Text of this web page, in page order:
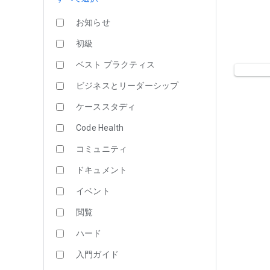
お知らせ
初級
ベスト プラクティス
ビジネスとリーダーシップ
ケーススタディ
Code Health
コミュニティ
ドキュメント
イベント
閲覧
ハード
入門ガイド